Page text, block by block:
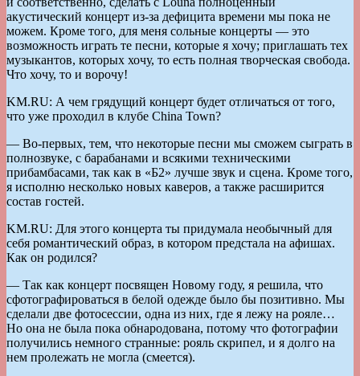
акустический концерт из-за дефицита времени мы пока не
можем. Кроме того, для меня сольные концерты — это
возможность играть те песни, которые я хочу; приглашать тех
музыкантов, которых хочу, то есть полная творческая свобода.
Что хочу, то и ворочу!
KM.RU: А чем грядущий концерт будет отличаться от того,
что уже проходил в клубе China Town?
— Во-первых, тем, что некоторые песни мы сможем сыграть в
полнозвуке, с барабанами и всякими техническими
прибамбасами, так как в «Б2» лучше звук и сцена. Кроме того,
я исполню несколько новых каверов, а также расширится
состав гостей.
KM.RU: Для этого концерта ты придумала необычный для
себя романтический образ, в котором предстала на афишах.
Как он родился?
— Так как концерт посвящен Новому году, я решила, что
сфотографироваться в белой одежде было бы позитивно. Мы
сделали две фотосессии, одна из них, где я лежу на рояле…
Но она не была пока обнародована, потому что фотографии
получились немного странные: рояль скрипел, и я долго на
нем пролежать не могла (смеется).